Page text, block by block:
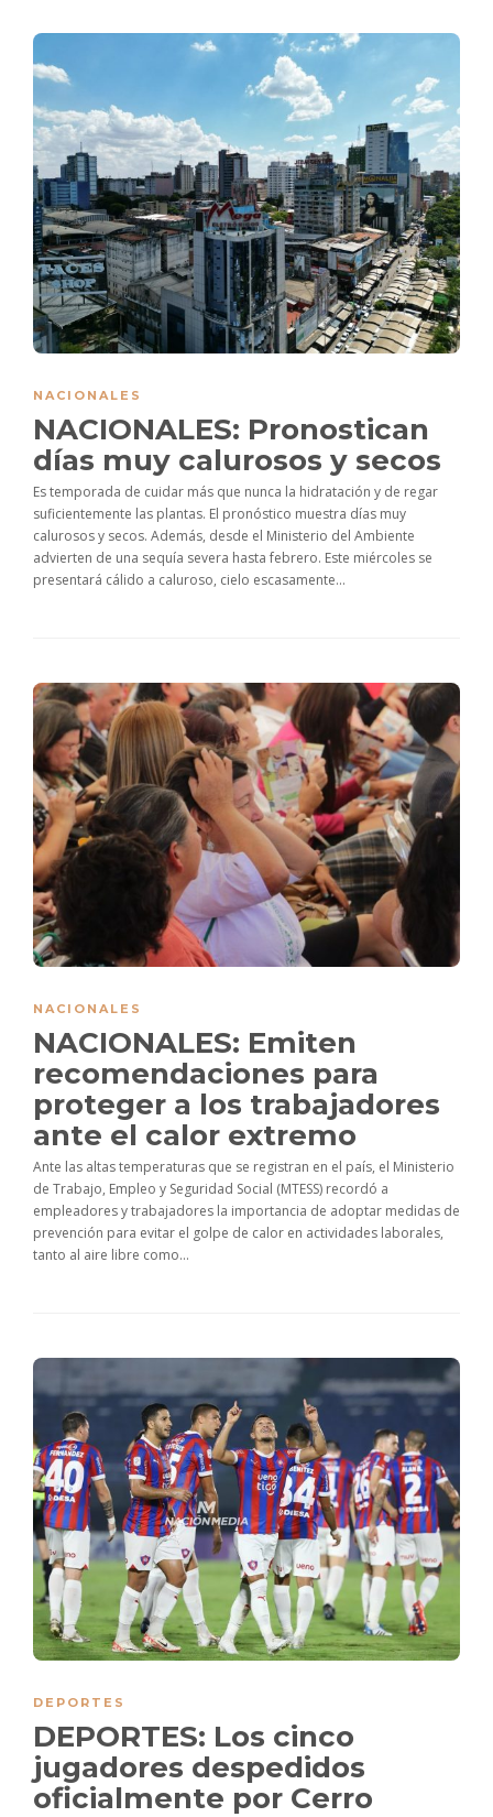
NACIONALES
NACIONALES: Pronostican
días muy calurosos y secos
Es temporada de cuidar más que nunca la hidratación y de regar
suficientemente las plantas. El pronóstico muestra días muy
calurosos y secos. Además, desde el Ministerio del Ambiente
advierten de una sequía severa hasta febrero. Este miércoles se
presentará cálido a caluroso, cielo escasamente...
NACIONALES
NACIONALES: Emiten
recomendaciones para
proteger a los trabajadores
ante el calor extremo
Ante las altas temperaturas que se registran en el país, el Ministerio
de Trabajo, Empleo y Seguridad Social (MTESS) recordó a
empleadores y trabajadores la importancia de adoptar medidas de
prevención para evitar el golpe de calor en actividades laborales,
tanto al aire libre como...
DEPORTES
DEPORTES: Los cinco
jugadores despedidos
oficialmente por Cerro